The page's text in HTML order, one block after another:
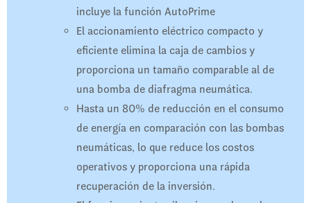
incluye la función AutoPrime
El accionamiento eléctrico compacto y
eficiente elimina la caja de cambios y
proporciona un tamaño comparable al de
una bomba de diafragma neumática.
Hasta un 80% de reducción en el consumo
de energía en comparación con las bombas
neumáticas, lo que reduce los costos
operativos y proporciona una rápida
recuperación de la inversión.